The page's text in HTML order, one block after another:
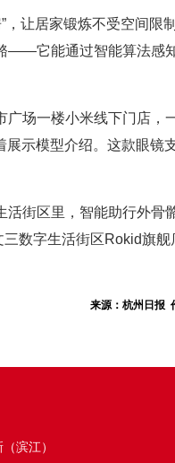
让居家锻炼不受空间限
——它能通过智能算法感
场一楼小米线下门店，
示模型介绍。这款眼
街区里，智能助行外骨
数字生活街区Rokid旗
来源：杭州日报
滨江）